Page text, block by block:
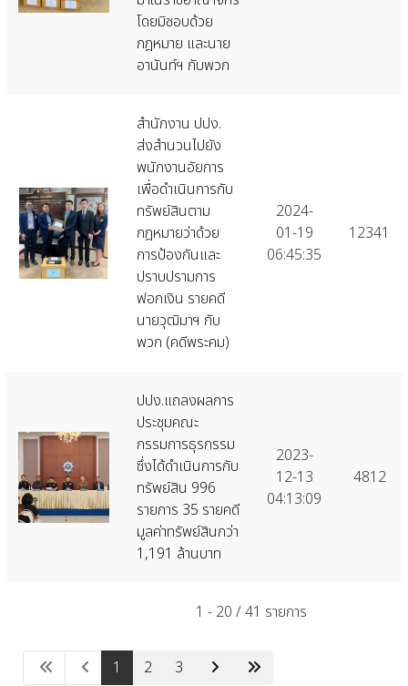
โดยมิชอบด้วย
กฎหมาย และนาย
อานันท์ฯ กับพวก
สำนักงาน ปปง.
ส่งสำนวนไปยัง
พนักงานอัยการ
เพื่อดำเนินการกับ
ทรัพย์สินตาม
กฎหมายว่าด้วย
การป้องกันและ
ปราบปรามการ
ฟอกเงิน รายคดี
นายวุฒิมาฯ กับ
พวก (คดีพระคม)
2024-
01-19
06:45:35
12341
ปปง.แถลงผลการ
ประชุมคณะ
กรรมการธุรกรรม
ซึ่งได้ดำเนินการกับ
ทรัพย์สิน 996
รายการ 35 รายคดี
มูลค่าทรัพย์สินกว่า
1,191 ล้านบาท
2023-
12-13
04:13:09
4812
1 - 20 / 41 รายการ
1 2 3